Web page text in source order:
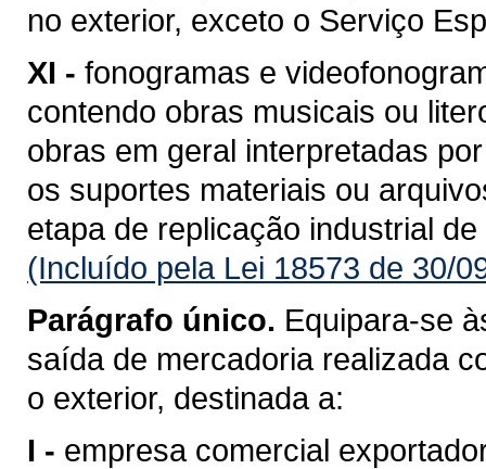
no exterior, exceto o Serviço
XI - fonogramas e
contendo obras musicais ou
obras em geral interpretadas
os suportes materiais ou
etapa de replicação industrial
(Incluído pela Lei 18573 de 30/
Parágrafo único. Equipara-se
saída de mercadoria realizada
o exterior, destinada a:
I - empresa comercial